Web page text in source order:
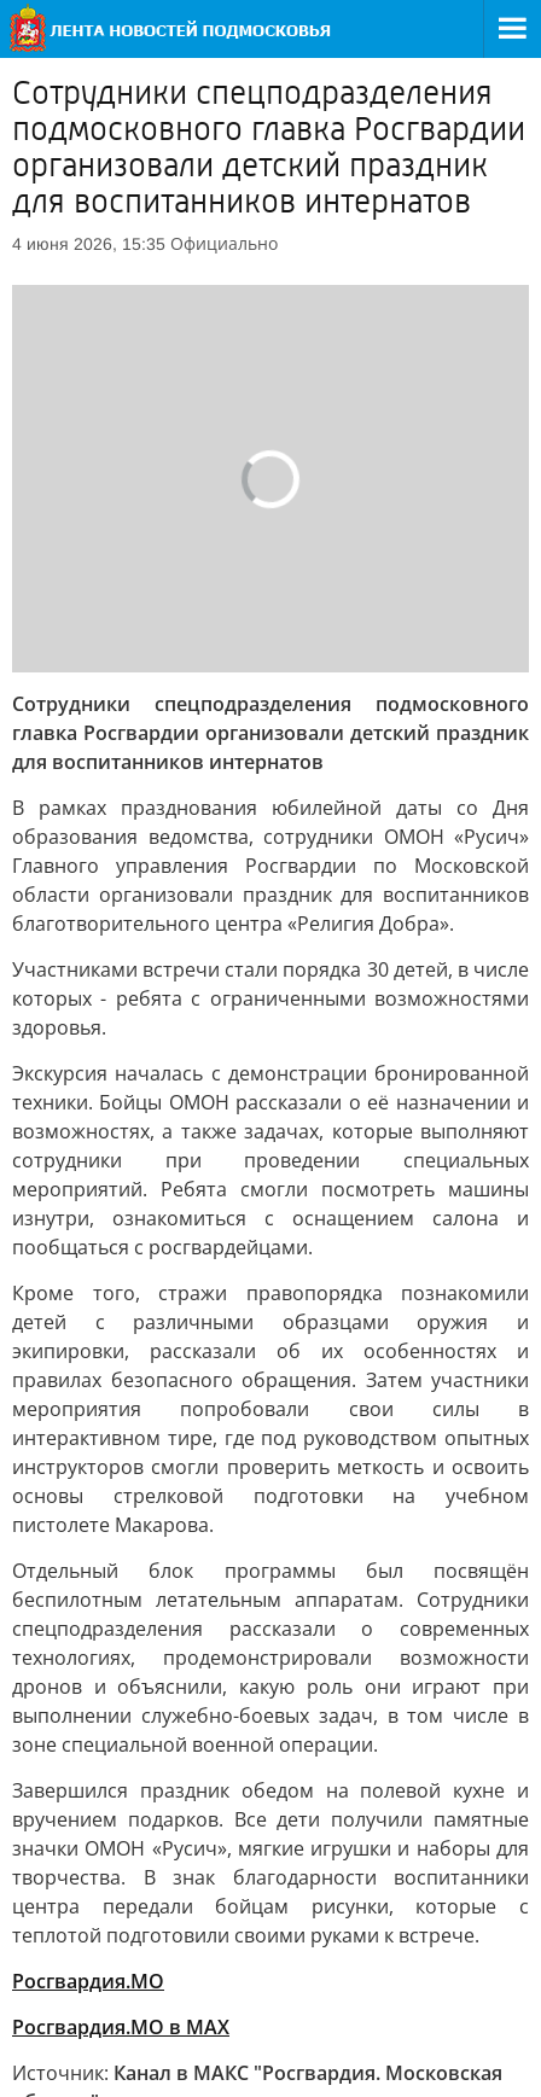
Сотрудники спецподразделения
подмосковного главка Росгвардии
организовали детский праздник
для воспитанников интернатов
4 июня 2026, 15:35 Официально
Сотрудники спецподразделения подмосковного
главка Росгвардии организовали детский праздник
для воспитанников интернатов
В рамках празднования юбилейной даты со Дня
образования ведомства, сотрудники ОМОН «Русич»
Главного управления Росгвардии по Московской
области организовали праздник для воспитанников
благотворительного центра «Религия Добра».
Участниками встречи стали порядка 30 детей, в числе
которых - ребята с ограниченными возможностями
здоровья.
Экскурсия началась с демонстрации бронированной
техники. Бойцы ОМОН рассказали о её назначении и
возможностях, а также задачах, которые выполняют
сотрудники при проведении специальных
мероприятий. Ребята смогли посмотреть машины
изнутри, ознакомиться с оснащением салона и
пообщаться с росгвардейцами.
Кроме того, стражи правопорядка познакомили
детей с различными образцами оружия и
экипировки, рассказали об их особенностях и
правилах безопасного обращения. Затем участники
мероприятия попробовали свои силы в
интерактивном тире, где под руководством опытных
инструкторов смогли проверить меткость и освоить
основы стрелковой подготовки на учебном
пистолете Макарова.
Отдельный блок программы был посвящён
беспилотным летательным аппаратам. Сотрудники
спецподразделения рассказали о современных
технологиях, продемонстрировали возможности
дронов и объяснили, какую роль они играют при
выполнении служебно-боевых задач, в том числе в
зоне специальной военной операции.
Завершился праздник обедом на полевой кухне и
вручением подарков. Все дети получили памятные
значки ОМОН «Русич», мягкие игрушки и наборы для
творчества. В знак благодарности воспитанники
центра передали бойцам рисунки, которые с
теплотой подготовили своими руками к встрече.
Росгвардия.МО
Росгвардия.МО в MAX
Источник: Канал в МАКС "Росгвардия. Московская